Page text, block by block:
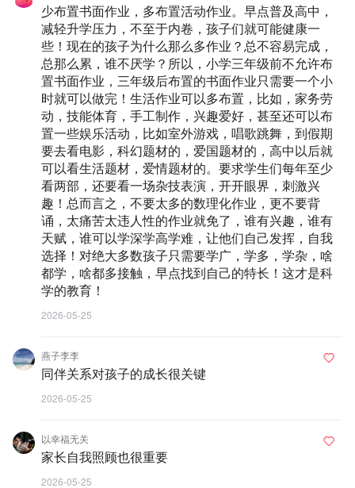
少布置书面作业，多布置活动作业。早点普及高中，
减轻升学压力，不至于内卷，孩子们就可能健康一
些！现在的孩子为什么那么多作业？总不容易完成，
总那么累，谁不厌学？所以，小学三年级前不允许布
置书面作业，三年级后布置的书面作业只需要一个小
时就可以做完！生活作业可以多布置，比如，家务劳
动，技能体育，手工制作，兴趣爱好，甚至还可以布
置一些娱乐活动，比如室外游戏，唱歌跳舞，到假期
要去看电影，科幻题材的，爱国题材的，高中以后就
可以看生活题材，爱情题材的。要求学生们每年至少
看两部，还要看一场杂技表演，开开眼界，刺激兴
趣！总而言之，不要太多的数理化作业，更不要背
诵，太痛苦太违人性的作业就免了，谁有兴趣，谁有
天赋，谁可以学深学高学难，让他们自己发挥，自我
选择！对绝大多数孩子只需要学广，学多，学杂，啥
都学，啥都多接触，早点找到自己的特长！这才是科
学的教育！
2026-05-25
燕子李李
同伴关系对孩子的成长很关键
2026-05-25
以幸福无关
家长自我照顾也很重要
2026-05-25